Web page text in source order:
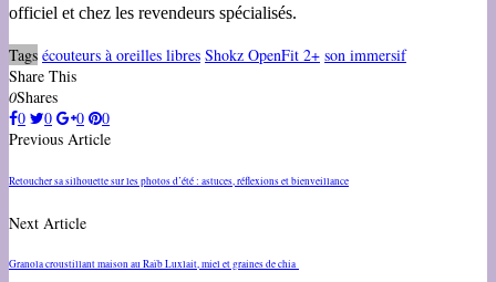
officiel et chez les revendeurs spécialisés.
Tags écouteurs à oreilles libres Shokz OpenFit 2+ son immersif
Share This
0Shares
0
0 0
0
Previous Article
Retoucher sa silhouette sur les photos d’été : astuces, réflexions et bienveillance
Next Article
Granola croustillant maison au Raïb Luxlait, miel et graines de chia